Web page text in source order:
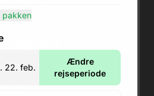
pakken
22. feb.
Ændre
rejseperiode
rejsen: Nummeret står i
18.00